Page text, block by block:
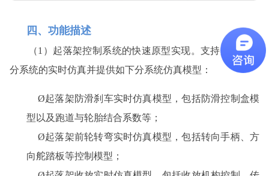
四、功能描述
（1）起落架控制系统的快速原型实现。支持起落架各
分系统的实时仿真并提供如下分系统仿真模型：
Ø起落架防滑刹车实时仿真模型，包括防滑控制盒模
型以及跑道与轮胎结合系数等；
Ø起落架前轮转弯实时仿真模型，包括转向手柄、方
向舵踏板等控制模型；